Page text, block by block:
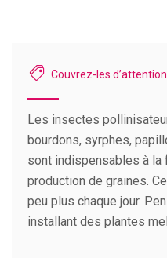
Couvrez-les d’attention
Les insectes
bourdons, syrphes,
sont indispensables à la
production de graines.
peu plus chaque jour.
installant des plantes